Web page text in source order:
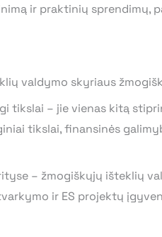
ir praktinių sprendimų,
valdymo skyriaus
tikslai – jie vienas kitą
tikslai, finansinės
– žmogiškųjų išteklių
ir ES projektų